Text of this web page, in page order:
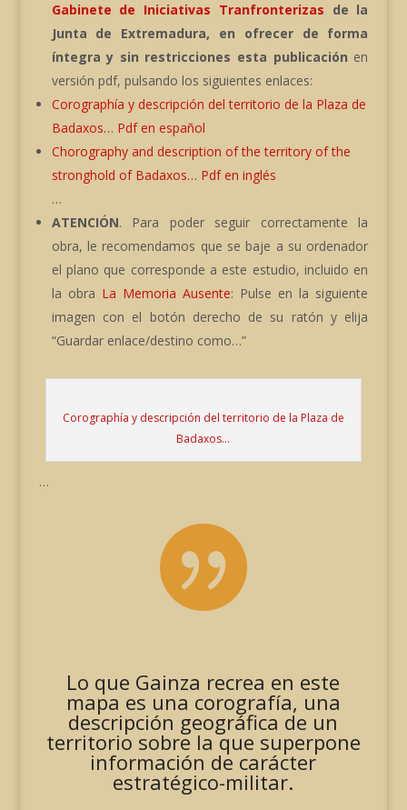
Gabinete de Iniciativas Tranfronterizas de la
Junta de Extremadura, en ofrecer de forma
íntegra y sin restricciones esta publicación en
versión pdf, pulsando los siguientes enlaces:
Corographía y descripción del territorio de la Plaza de
Badaxos… Pdf en español
Chorography and description of the territory of the
stronghold of Badaxos… Pdf en inglés
…
ATENCIÓN. Para poder seguir correctamente la
obra, le recomendamos que se baje a su ordenador
el plano que corresponde a este estudio, incluido en
la obra La Memoria Ausente: Pulse en la siguiente
imagen con el botón derecho de su ratón y elija
“Guardar enlace/destino como…”
Corographía y descripción del territorio de la Plaza de
Badaxos…
…

Lo que Gainza recrea en este
mapa es una corografía, una
descripción geográfica de un
territorio sobre la que superpone
información de carácter
estratégico-militar.